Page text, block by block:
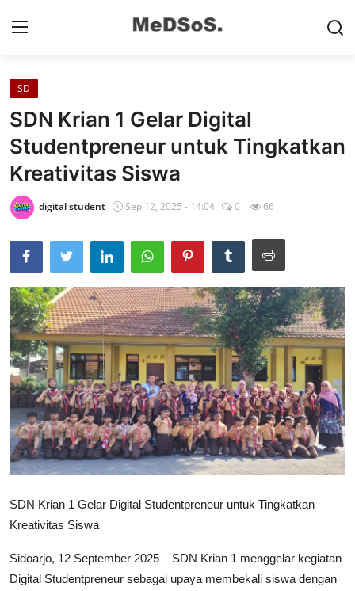
Home
Contact
SMP
SD
Video SMP
Video SD
Galeri Dispendikbud Sidoarjo
Gallery
Lainnya
SD
SDN Krian 1 Gelar Digital
Studentpreneur untuk Tingkatkan
Kreativitas Siswa
digital student Sep 12, 2025 - 14:04 0 66
SDN Krian 1 Gelar Digital Studentpreneur untuk Tingkatkan
Kreativitas Siswa
Sidoarjo, 12 September 2025 – SDN Krian 1 menggelar kegiatan
Digital Studentpreneur sebagai upaya membekali siswa dengan